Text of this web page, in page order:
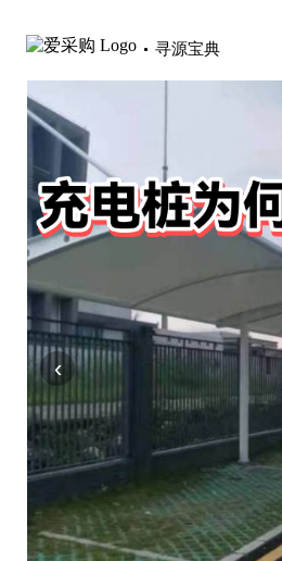
寻源宝典
‹